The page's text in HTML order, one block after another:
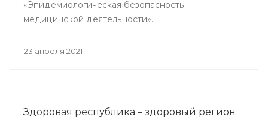
«Эпидемиологическая безопасность
медицинской деятельности».
23 апреля 2021
Здоровая республика – здоровый регион